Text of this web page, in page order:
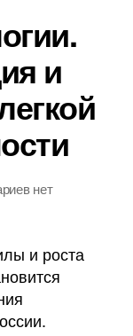
и
к
Автоматизация
и
в
нет
и роста